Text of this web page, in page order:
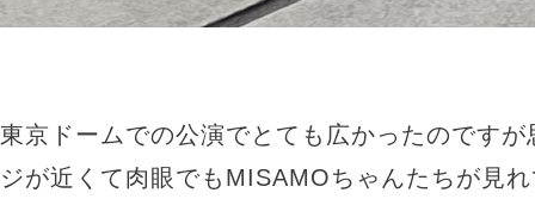
東京ドームでの公演でとても広かったのです
ジが近くて肉眼でもMISAMOちゃんたちが見